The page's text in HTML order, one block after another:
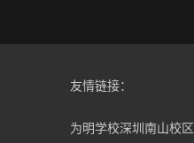
友情链接：
为明学校深圳南山校区